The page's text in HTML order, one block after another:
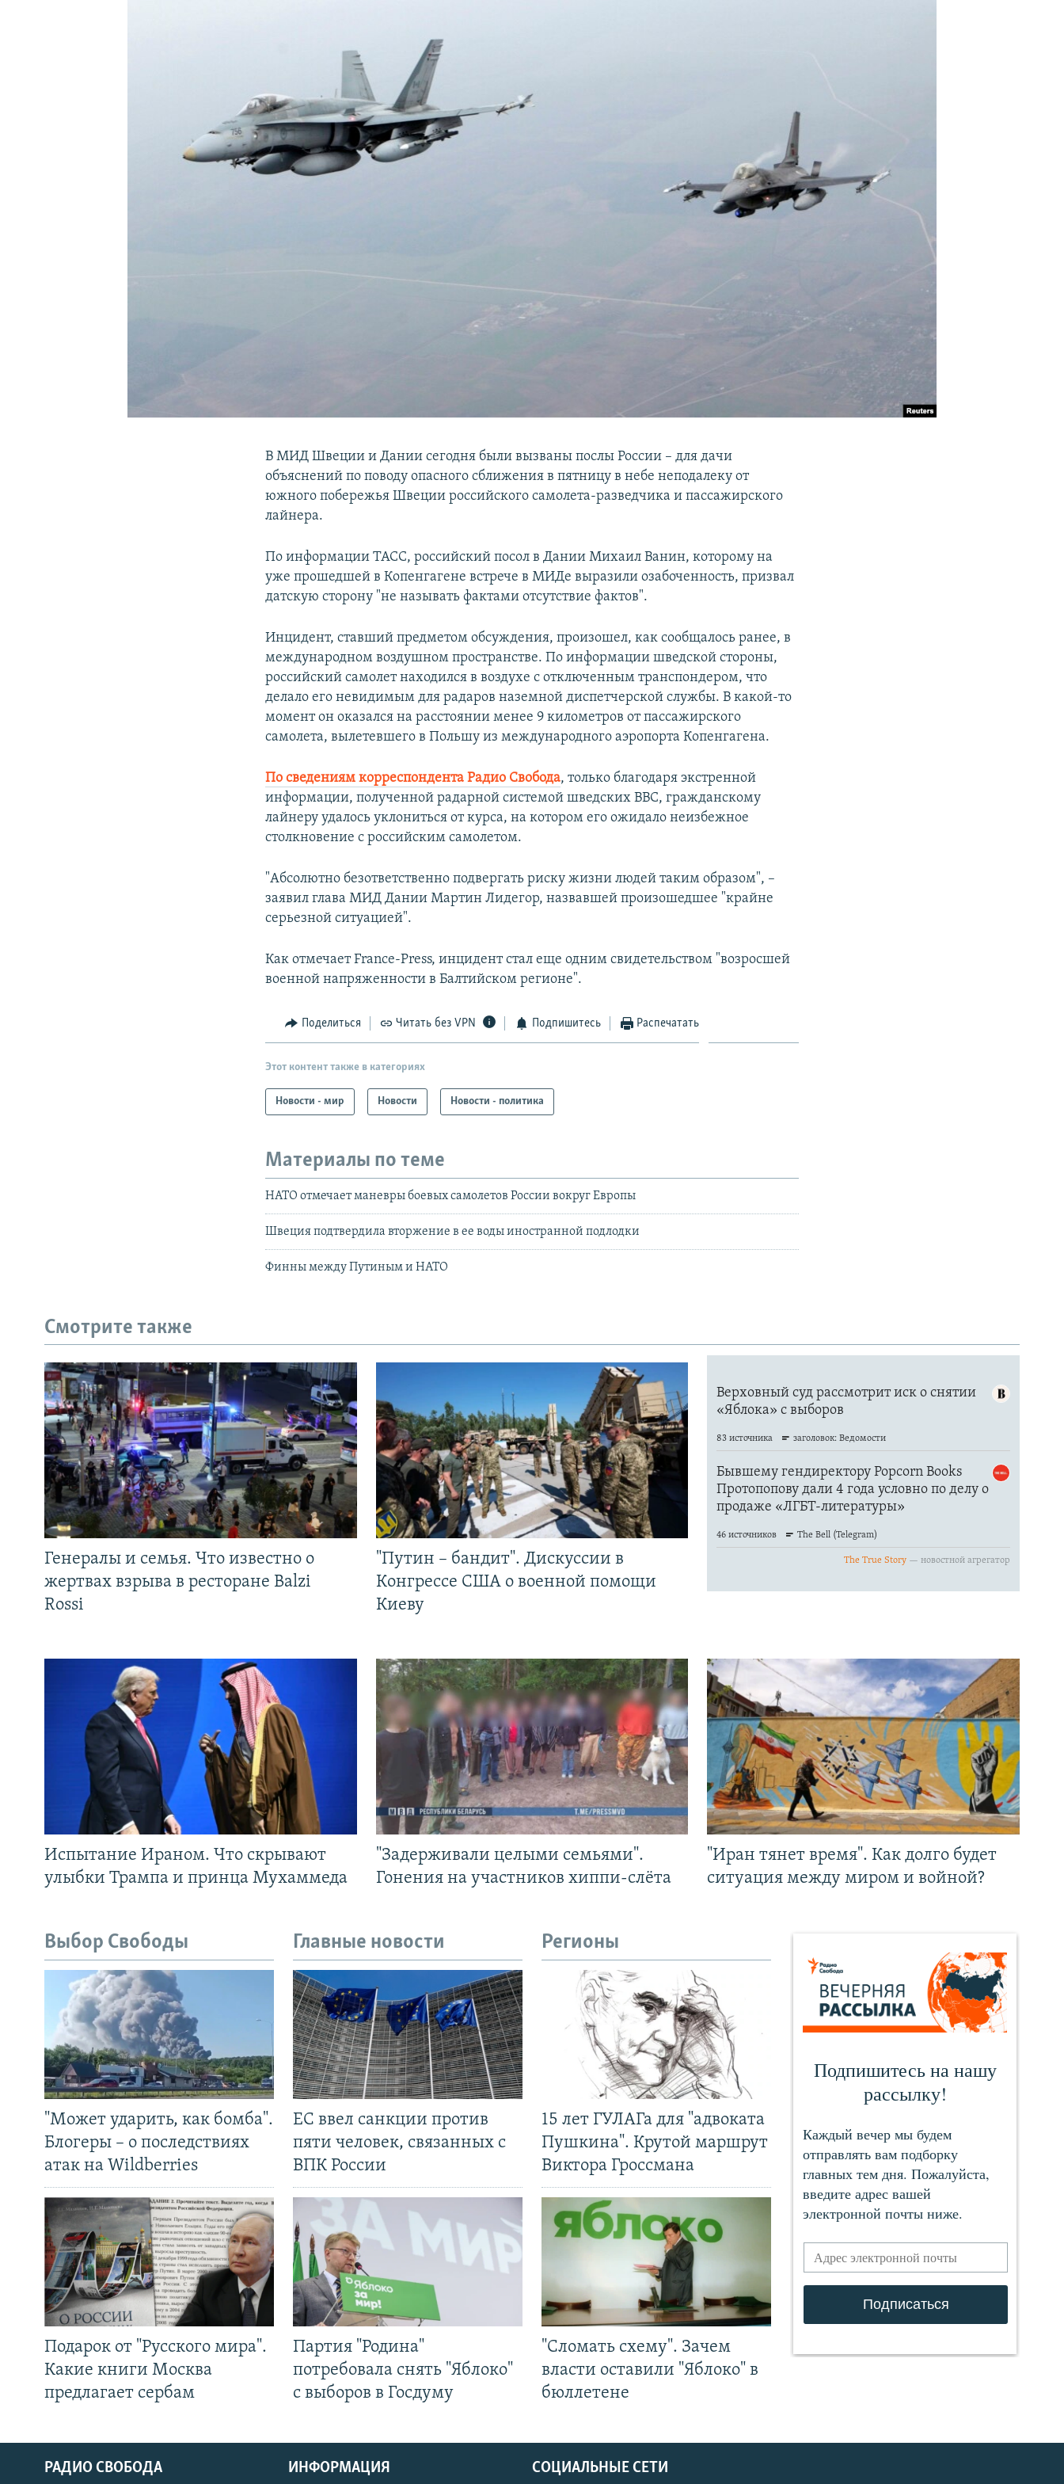
В МИД Швеции и Дании сегодня были вызваны послы России – для дачи
объяснений по поводу опасного сближения в пятницу в небе неподалеку от
южного побережья Швеции российского самолета-разведчика и пассажирского
лайнера.
По информации ТАСС, российский посол в Дании Михаил Ванин, которому на
уже прошедшей в Копенгагене встрече в МИДе выразили озабоченность, призвал
датскую сторону "не называть фактами отсутствие фактов".
Инцидент, ставший предметом обсуждения, произошел, как сообщалось ранее, в
международном воздушном пространстве. По информации шведской стороны,
российский самолет находился в воздухе с отключенным транспондером, что
делало его невидимым для радаров наземной диспетчерской службы. В какой-то
момент он оказался на расстоянии менее 9 километров от пассажирского
самолета, вылетевшего в Польшу из международного аэропорта Копенгагена.
По сведениям корреспондента Радио Свобода, только благодаря экстренной
информации, полученной радарной системой шведских ВВС, гражданскому
лайнеру удалось уклониться от курса, на котором его ожидало неизбежное
столкновение с российским самолетом.
"Абсолютно безответственно подвергать риску жизни людей таким образом", –
заявил глава МИД Дании Мартин Лидегор, назвавшей произошедшее "крайне
серьезной ситуацией".
Как отмечает France-Press, инцидент стал еще одним свидетельством "возросшей
военной напряженности в Балтийском регионе".
Поделиться Читать без VPN Подпишитесь Распечатать
Этот контент также в категориях
Новости - мир Новости Новости - политика
Материалы по теме
НАТО отмечает маневры боевых самолетов России вокруг Европы
Швеция подтвердила вторжение в ее воды иностранной подлодки
Финны между Путиным и НАТО
Смотрите также
Генералы и семья. Что известно о
жертвах взрыва в ресторане Balzi
Rossi
"Путин – бандит". Дискуссии в
Конгрессе США о военной помощи
Киеву
Испытание Ираном. Что скрывают
улыбки Трампа и принца Мухаммеда
"Задерживали целыми семьями".
Гонения на участников хиппи-слёта
"Иран тянет время". Как долго будет
ситуация между миром и войной?
Выбор Свободы
"Может ударить, как бомба".
Блогеры – о последствиях
атак на Wildberries
Подарок от "Русского мира".
Какие книги Москва
предлагает сербам
Главные новости
ЕС ввел санкции против
пяти человек, связанных с
ВПК России
Партия "Родина"
потребовала снять "Яблоко"
с выборов в Госдуму
Регионы
15 лет ГУЛАГа для "адвоката
Пушкина". Крутой маршрут
Виктора Гроссмана
"Сломать схему". Зачем
власти оставили "Яблоко" в
бюллетене
СОЦИАЛЬНЫЕ СЕТИ
РАДИО СВОБОДА ИНФОРМАЦИЯ